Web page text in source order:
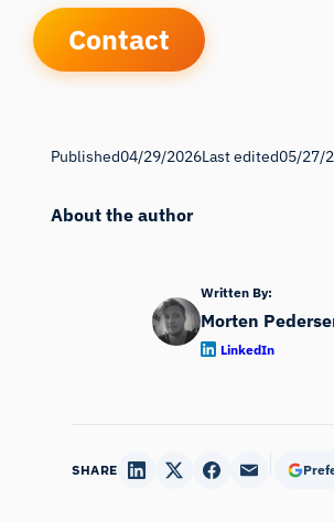
Contact
Published04/29/2026Last edited05/27/
About the author
Written By:
Morten
LinkedIn
SHARE